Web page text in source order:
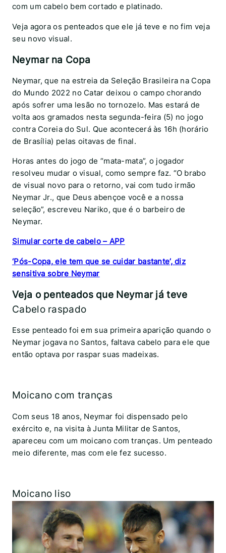
com um cabelo bem cortado e platinado.
Veja agora os penteados que ele já teve e no fim veja
seu novo visual.
Neymar na Copa
Neymar, que na estreia da Seleção Brasileira na Copa
do Mundo 2022 no Catar deixou o campo chorando
após sofrer uma lesão no tornozelo. Mas estará de
volta aos gramados nesta segunda-feira (5) no jogo
contra Coreia do Sul. Que acontecerá às 16h (horário
de Brasília) pelas oitavas de final.
Horas antes do jogo de “mata-mata”, o jogador
resolveu mudar o visual, como sempre faz. “O brabo
de visual novo para o retorno, vai com tudo irmão
Neymar Jr., que Deus abençoe você e a nossa
seleção”, escreveu Nariko, que é o barbeiro de
Neymar.
Simular corte de cabelo – APP
‘Pós-Copa, ele tem que se cuidar bastante’, diz
sensitiva sobre Neymar
Veja o penteados que Neymar já teve
Cabelo raspado
Esse penteado foi em sua primeira aparição quando o
Neymar jogava no Santos, faltava cabelo para ele que
então optava por raspar suas madeixas.
Moicano com tranças
Com seus 18 anos, Neymar foi dispensado pelo
exército e, na visita à Junta Militar de Santos,
apareceu com um moicano com tranças. Um penteado
meio diferente, mas com ele fez sucesso.
Moicano liso